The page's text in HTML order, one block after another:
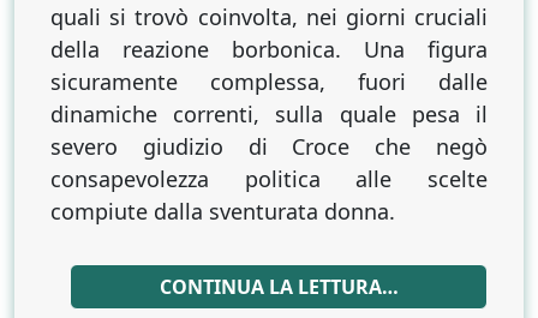
quali si trovò coinvolta, nei giorni cruciali
della reazione borbonica. Una figura
sicuramente complessa, fuori dalle
dinamiche correnti, sulla quale pesa il
severo giudizio di Croce che negò
consapevolezza politica alle scelte
compiute dalla sventurata donna.
CONTINUA LA LETTURA…